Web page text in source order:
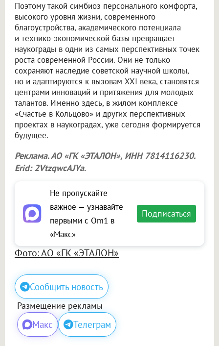
Поэтому такой симбиоз персонального комфорта,
высокого уровня жизни, современного
благоустройства, академического потенциала
и технико-экономической базы превращает
наукограды в одни из самых перспективных точек
роста современной России. Они не только
сохраняют наследие советской научной школы,
но и адаптируются к вызовам XXI века, становятся
центрами инноваций и притяжения для молодых
талантов. Именно здесь, в жилом комплексе
«Счастье в Кольцово» и других перспективных
проектах в наукоградах, уже сегодня формируется
будущее.
Реклама. АО «ГК «ЭТАЛОН», ИНН 7814116230.
Erid: 2VtzqwcAJYa.
Не пропускайте
важное — узнавайте
первыми с Om1 в
«Макс»
Подписаться
Фото: АО «ГК «ЭТАЛОН»
Сообщить новость
Размещение рекламы
Макс Телеграм